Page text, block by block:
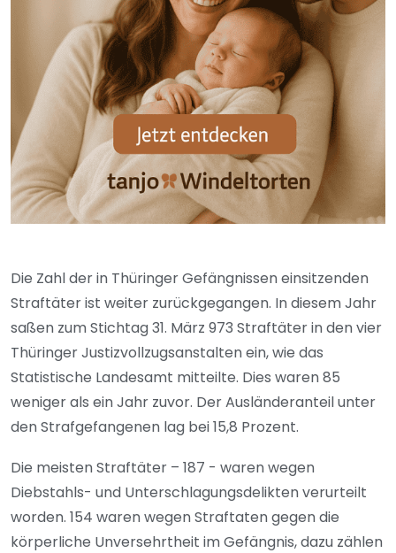
Die Zahl der in Thüringer Gefängnissen einsitzenden
Straftäter ist weiter zurückgegangen. In diesem Jahr
saßen zum Stichtag 31. März 973 Straftäter in den vier
Thüringer Justizvollzugsanstalten ein, wie das
Statistische Landesamt mitteilte. Dies waren 85
weniger als ein Jahr zuvor. Der Ausländeranteil unter
den Strafgefangenen lag bei 15,8 Prozent.
Die meisten Straftäter – 187 - waren wegen
Diebstahls- und Unterschlagungsdelikten verurteilt
worden. 154 waren wegen Straftaten gegen die
körperliche Unversehrtheit im Gefängnis, dazu zählen